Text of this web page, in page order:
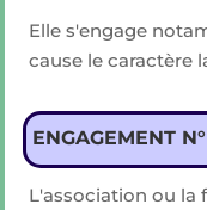
Elle s'engage
cause le caractère
ENGAGEMENT
L'association ou la